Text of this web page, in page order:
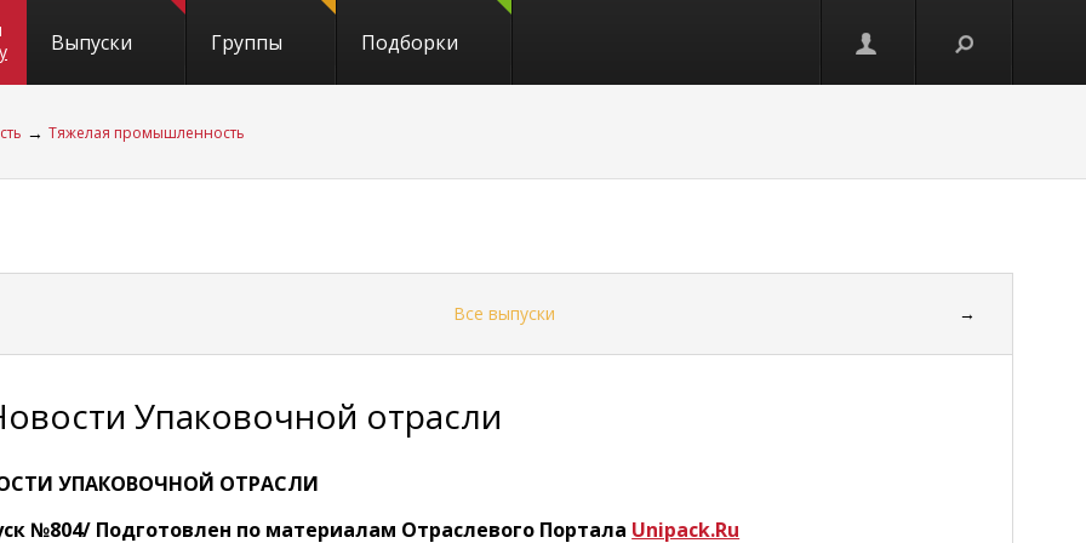
Выпуски Группы Подборки
→ Тяжелая промышленность
Все выпуски →
Упаковочной отрасли
УПАКОВОЧНОЙ ОТРАСЛИ
№804/ Подготовлен по материалам Отраслевого Портала Unipack.Ru